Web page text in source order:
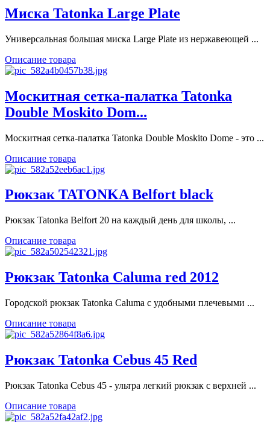
Миска Tatonka Large Plate
Универсальная большая миска Large Plate из нержавеющей ...
Описание товара
Москитная сетка-палатка Tatonka
Double Moskito Dom...
Москитная сетка-палатка Tatonka Double Moskito Dome - это ...
Описание товара
Рюкзак TATONKA Belfort black
Рюкзак Tatonka Belfort 20 на каждый день для школы, ...
Описание товара
Рюкзак Tatonka Caluma red 2012
Городской рюкзак Tatonka Caluma с удобными плечевыми ...
Описание товара
Рюкзак Tatonka Cebus 45 Red
Рюкзак Tatonka Cebus 45 - ультра легкий рюкзак с верхней ...
Описание товара